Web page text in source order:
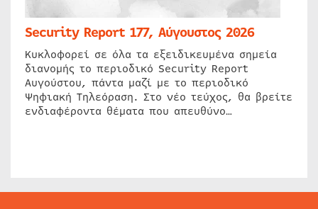
Security Report 177, Αύγουστος 2026
Κυκλοφορεί σε όλα τα εξειδικευμένα σημεία
διανομής το περιοδικό Security Report
Αυγούστου, πάντα μαζί με το περιοδικό
Ψηφιακή Τηλεόραση. Στο νέο τεύχος, θα βρείτε
ενδιαφέροντα θέματα που απευθύνο…